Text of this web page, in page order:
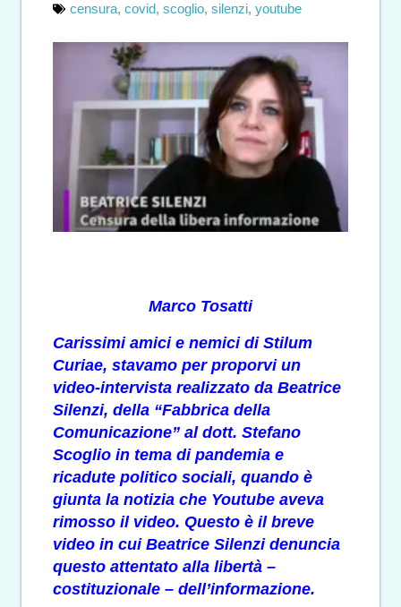
censura, covid, scoglio, silenzi, youtube
Marco Tosatti
Carissimi amici e nemici di Stilum
Curiae, stavamo per proporvi un
video-intervista realizzato da Beatrice
Silenzi, della “Fabbrica della
Comunicazione” al dott. Stefano
Scoglio in tema di pandemia e
ricadute politico sociali, quando è
giunta la notizia che Youtube aveva
rimosso il video. Questo è il breve
video in cui Beatrice Silenzi denuncia
questo attentato alla libertà –
costituzionale – dell’informazione.